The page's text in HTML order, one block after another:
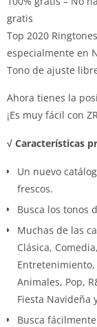
gratis
Top 2020
especialmente en
Tono de ajuste
Ahora tienes la
¡Es muy fácil con
√ Características
Un nuevo
frescos.
Busca los tonos
Muchas de las
Clásica,
Entretenimiento,
Animales, Pop,
Fiesta Navideña
Busca